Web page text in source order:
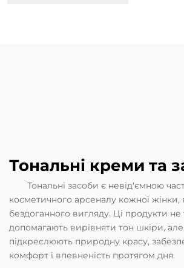
Тональні креми та
Тональні засоби є невід'ємною
косметичного арсеналу кожної жінки,
бездоганного вигляду. Ці продукти не
допомагають вирівняти тон шкіри,
підкреслюють природну красу,
комфорт і впевненість протягом дня.